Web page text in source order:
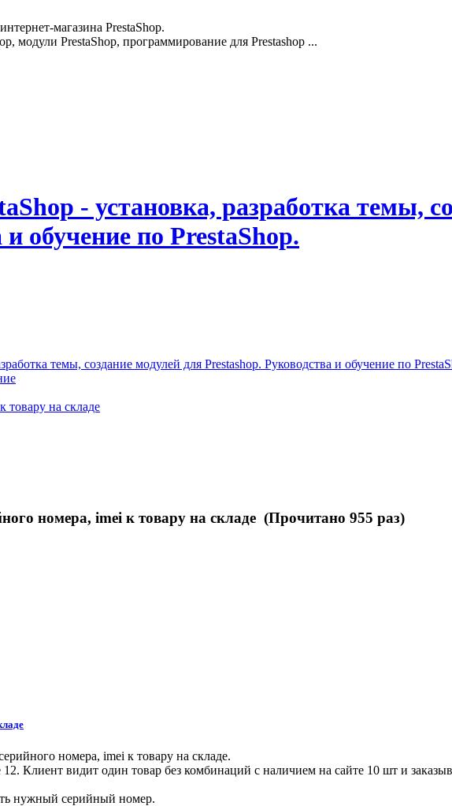
магазина PrestaShop.
модули PrestaShop, программирование для Prestashop ...
темы, создание модулей для Prestashop. Руководства и обучение по
товару на складе
номера, imei к товару на складе (Прочитано 955 раз)
номера, imei к товару на складе.
Клиент видит один товар без комбинаций с наличием на сайте 10 шт и
нужный серийный номер.